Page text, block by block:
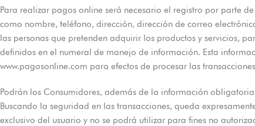
Para realizar pagos online será necesario el registro por parte
como nombre, teléfono, dirección, dirección de correo
las personas que pretenden adquirir los productos y servicios,
definidos en el numeral de manejo de información. Esta
www.pagosonline.com para efectos de procesar las
Podrán los Consumidores, además de la información
Buscando la seguridad en las transacciones, queda
exclusivo del usuario y no se podrá utilizar para fines no